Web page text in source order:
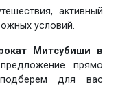
активный
условий.
Митсубиши в
прямо
для вас